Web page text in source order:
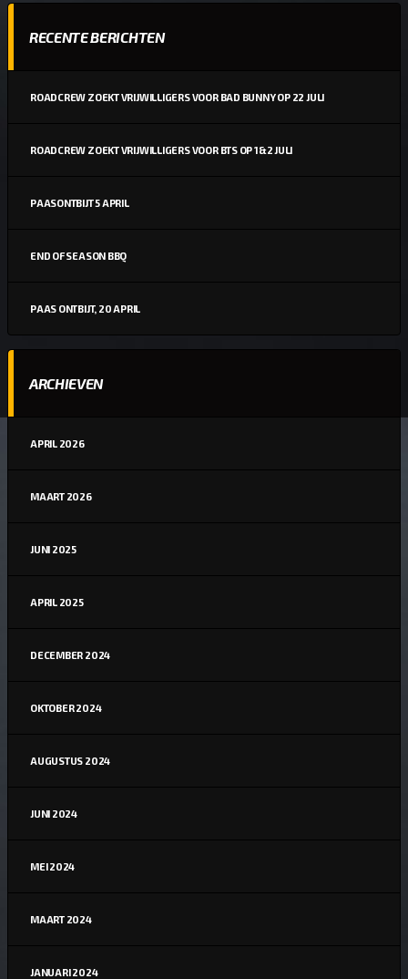
RECENTE BERICHTEN
ROADCREW ZOEKT VRIJWILLIGERS VOOR BAD BUNNY OP 22 JULI
ROADCREW ZOEKT VRIJWILLIGERS VOOR BTS OP 1&2 JULI
PAASONTBIJT 5 APRIL
END OF SEASON BBQ
PAAS ONTBIJT, 20 APRIL
ARCHIEVEN
APRIL 2026
MAART 2026
JUNI 2025
APRIL 2025
DECEMBER 2024
OKTOBER 2024
AUGUSTUS 2024
JUNI 2024
MEI 2024
MAART 2024
JANUARI 2024